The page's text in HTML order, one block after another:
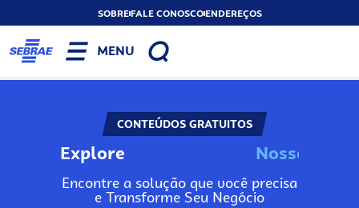
SOBREFALE CONOSCOENDEREÇOS
MENU
CONTEÚDOS GRATUITOS
Explore No
Encontre a solução que você precisa
e Transforme Seu Negócio